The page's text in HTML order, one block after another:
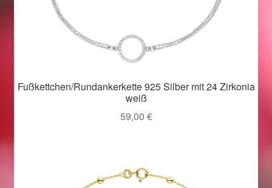
Startseite
Fußkettchen/Rundankerkette 925 Silber mit 24 Zirkonia
weiß
59,00 €